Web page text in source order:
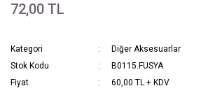
72,00 TL
Kategori
Diğer Aksesuarlar
Stok Kodu
B0115.FUSYA
Fiyat
60,00 TL + KDV